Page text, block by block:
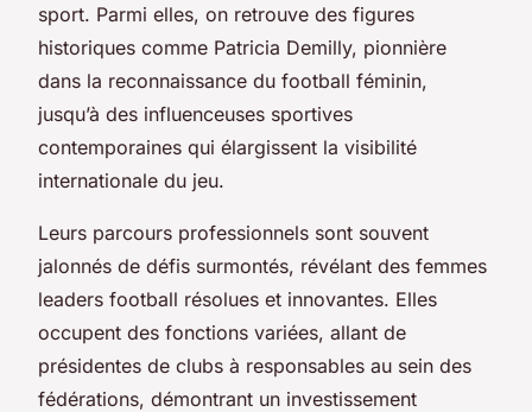
sport. Parmi elles, on retrouve des figures
historiques comme Patricia Demilly, pionnière
dans la reconnaissance du football féminin,
jusqu’à des influenceuses sportives
contemporaines qui élargissent la visibilité
internationale du jeu.
Leurs parcours professionnels sont souvent
jalonnés de défis surmontés, révélant des femmes
leaders football résolues et innovantes. Elles
occupent des fonctions variées, allant de
présidentes de clubs à responsables au sein des
fédérations, démontrant un investissement